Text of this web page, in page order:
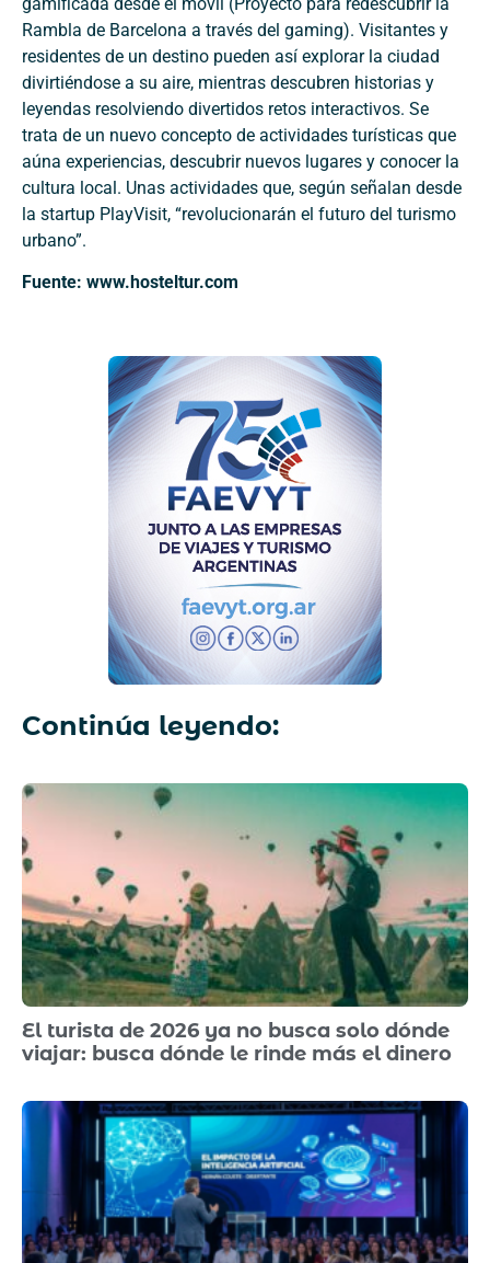
Rambla de Barcelona a través del gaming). Visitantes y
residentes de un destino pueden así explorar la ciudad
divirtiéndose a su aire, mientras descubren historias y
leyendas resolviendo divertidos retos interactivos. Se
trata de un nuevo concepto de actividades turísticas que
aúna experiencias, descubrir nuevos lugares y conocer la
cultura local. Unas actividades que, según señalan desde
la startup PlayVisit, “revolucionarán el futuro del turismo
urbano”.
Fuente: www.hosteltur.com
Continúa leyendo:
El turista de 2026 ya no busca solo dónde
viajar: busca dónde le rinde más el dinero